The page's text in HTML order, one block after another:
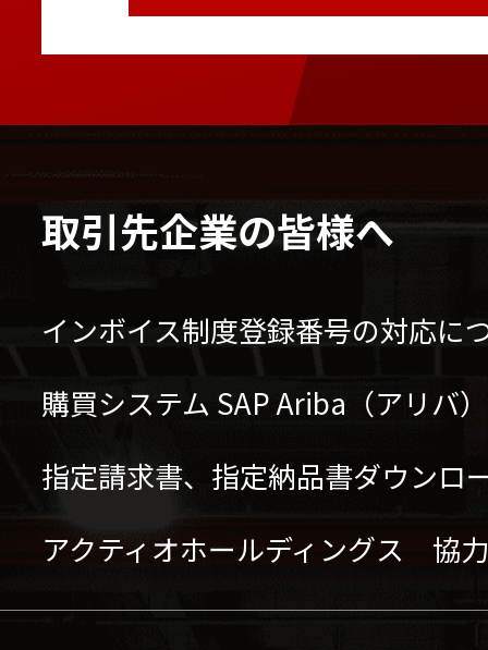
取引先企業の皆様へ
インボイス制度登録番号の対応に
購買システム SAP Ariba（アリバ
指定請求書、指定納品書ダウンロ
アクティオホールディングス 協